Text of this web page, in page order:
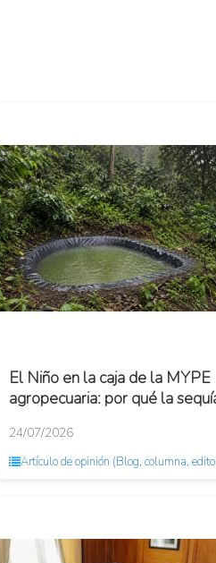
El Niño en la caja de la MYPE
agropecuaria: por qué la
24/07/2026
Artículo de opinión (Blog, columna,